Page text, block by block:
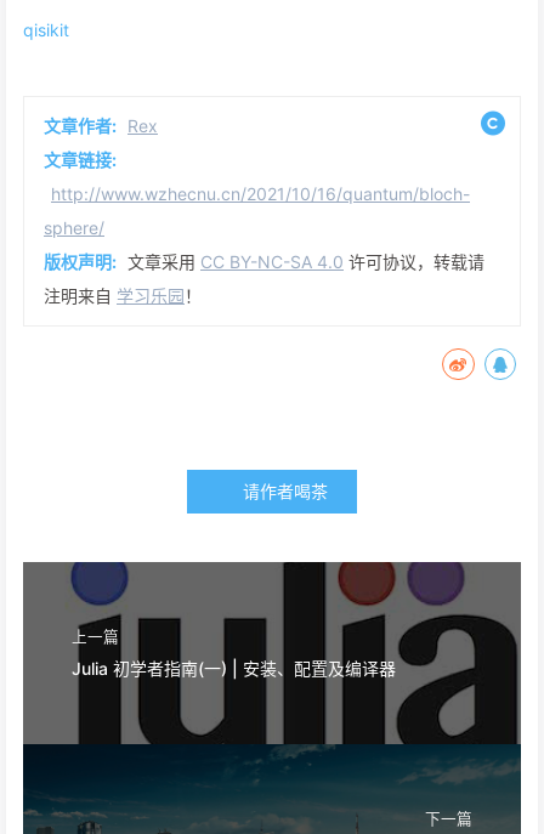
qisikit
文章作者: Rex
文章链接:
http://www.wzhecnu.cn/2021/10/16/quantum/bloch-
sphere/
版权声明: 文章采用 CC BY-NC-SA 4.0 许可协议，转载请
注明来自 学习乐园！
请作者喝茶
上一篇
Julia 初学者指南(一) | 安装、配置及编译器
下一篇